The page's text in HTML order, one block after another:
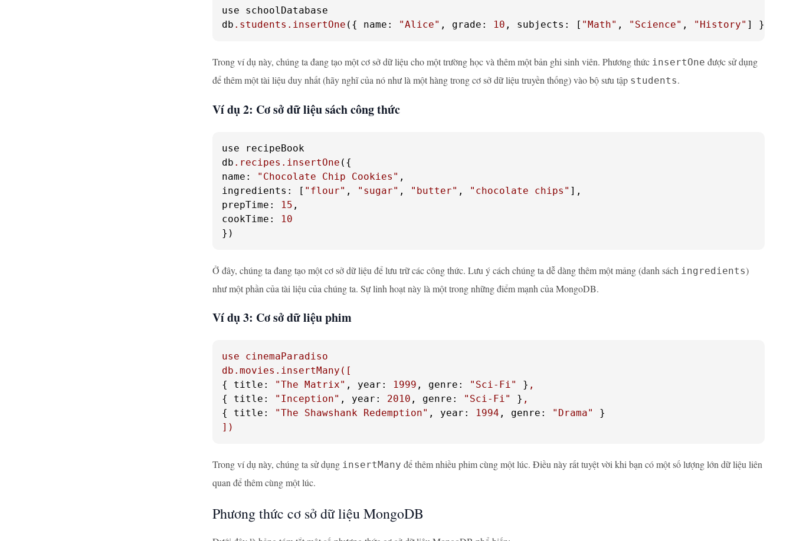
use schoolDatabase
db .students .insertOne ({ name: "Alice" , grade: 10 , subjects: [ "Math" , "Science" , "History" ] })
Trong ví dụ này, chúng ta đang tạo một cơ sở dữ liệu cho một trường học và thêm một bản ghi sinh viên. Phương thức insertOne được sử dụng
để thêm một tài liệu duy nhất (hãy nghĩ của nó như là một hàng trong cơ sở dữ liệu truyền thống) vào bộ sưu tập students.
Ví dụ 2: Cơ sở dữ liệu sách công thức
use recipeBook
db .recipes .insertOne ({
name:
"Chocolate Chip Cookies" ,
ingredients: [ "flour" , "sugar" , "butter" , "chocolate chips" ],
prepTime:
15 ,
cookTime:
10
})
Ở đây, chúng ta đang tạo một cơ sở dữ liệu để lưu trữ các công thức. Lưu ý cách chúng ta dễ dàng thêm một mảng (danh sách ingredients)
như một phần của tài liệu của chúng ta. Sự linh hoạt này là một trong những điểm mạnh của MongoDB.
Ví dụ 3: Cơ sở dữ liệu phim
use
cinemaParadiso
db.movies.insertMany([
{ title: "The Matrix" , year: 1999 , genre: "Sci-Fi" } ,
{ title: "Inception" , year: 2010 , genre: "Sci-Fi" } ,
{ title: "The Shawshank Redemption" , year: 1994 , genre: "Drama"
])
Trong ví dụ này, chúng ta sử dụng insertMany để thêm nhiều phim cùng một lúc. Điều này rất tuyệt vời khi bạn có một số lượng lớn dữ liệu liên
quan để thêm cùng một lúc.
Phương thức cơ sở dữ liệu MongoDB